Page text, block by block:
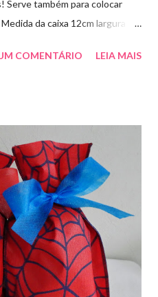
Serve também para colocar
da caixa 12cm largura x
e-mail :
COMENTÁRIO LEIA MAIS